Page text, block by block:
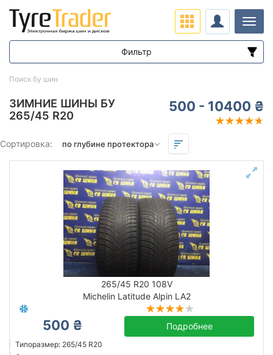
ЗИМНИЕ ШИНЫ БУ
265/45 R20
500 - 10400 ₴
Сортировка:
265/45 R20 108V
Michelin Latitude Alpin LA2
500 ₴ Подробнее
Типоразмер: 265/45 R20
Поиск бу шин
Фильтр
Диапазон цен
от
всесезонная
зимняя нешип
Остаток протектора в мм.